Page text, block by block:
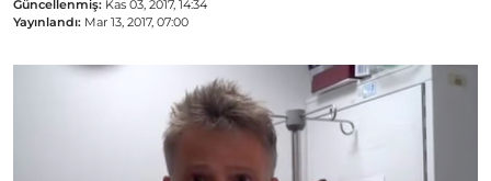
Güncellenmiş: Kas 03, 2017, 14:34
Yayınlandı: Mar 13, 2017, 07:00